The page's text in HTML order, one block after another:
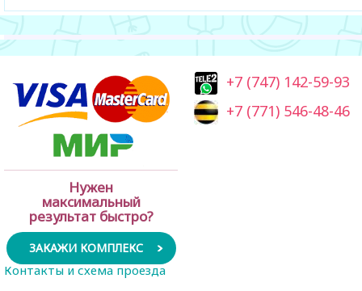
Нужен
максимальный
результат быстро?
ЗАКАЖИ КОМПЛЕКС
+7 (747) 142-59-93
+7 (771) 546-48-46
Контакты и схема проезда